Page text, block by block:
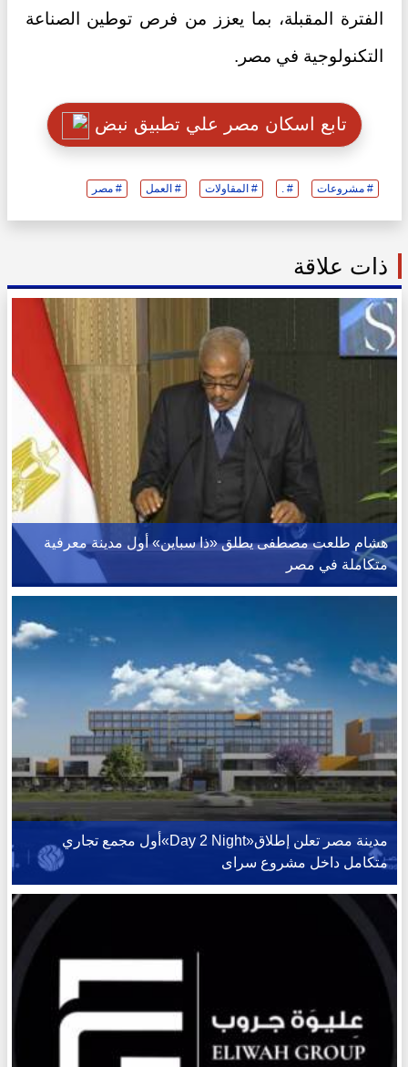
الفترة المقبلة، بما يعزز من فرص توطين الصناعة
التكنولوجية في مصر.
تابع اسكان مصر علي تطبيق نبض
# مشروعات # . # المقاولات # العمل # مصر
ذات علاقة
هشام طلعت مصطفى يطلق «ذا سباين» أول مدينة معرفية
متكاملة في مصر
مدينة مصر تعلن إطلاق«Day 2 Night»أول مجمع تجاري
متكامل داخل مشروع سراى